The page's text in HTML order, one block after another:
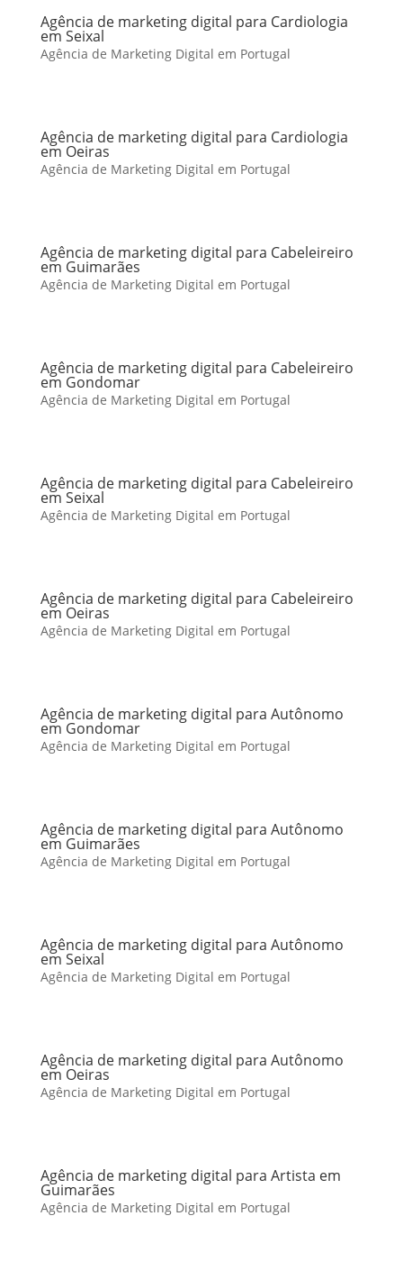
Agência de marketing digital para Cardiologia
em Seixal
Agência de Marketing Digital em Portugal
Agência de marketing digital para Cardiologia
em Oeiras
Agência de Marketing Digital em Portugal
Agência de marketing digital para Cabeleireiro
em Guimarães
Agência de Marketing Digital em Portugal
Agência de marketing digital para Cabeleireiro
em Gondomar
Agência de Marketing Digital em Portugal
Agência de marketing digital para Cabeleireiro
em Seixal
Agência de Marketing Digital em Portugal
Agência de marketing digital para Cabeleireiro
em Oeiras
Agência de Marketing Digital em Portugal
Agência de marketing digital para Autônomo
em Gondomar
Agência de Marketing Digital em Portugal
Agência de marketing digital para Autônomo
em Guimarães
Agência de Marketing Digital em Portugal
Agência de marketing digital para Autônomo
em Seixal
Agência de Marketing Digital em Portugal
Agência de marketing digital para Autônomo
em Oeiras
Agência de Marketing Digital em Portugal
Agência de marketing digital para Artista em
Guimarães
Agência de Marketing Digital em Portugal